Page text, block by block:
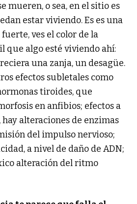
mueren, o sea, en el sitio es
estar viviendo. Es es una
ves el color de la
que algo esté viviendo ahí:
una zanja, un desagüe.
efectos subletales como
tiroides, que
en anfibios; efectos a
alteraciones de enzimas
del impulso nervioso;
a nivel de daño de ADN;
alteración del ritmo